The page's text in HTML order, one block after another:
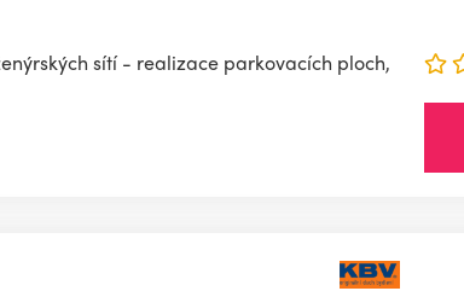
sítí - realizace parkovacích ploch,